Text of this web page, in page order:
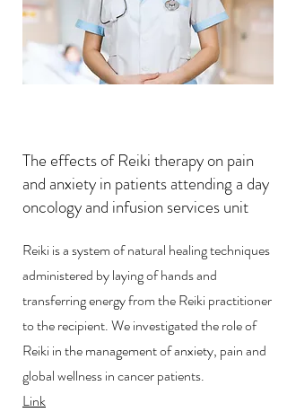
The effects of Reiki therapy on pain
and anxiety in patients attending a day
oncology and infusion services unit
Reiki is a system of natural healing techniques
administered by laying of hands and
transferring energy from the Reiki practitioner
to the recipient. We investigated the role of
Reiki in the management of anxiety, pain and
global wellness in cancer patients.
Link